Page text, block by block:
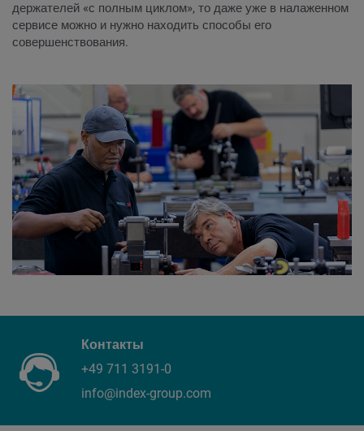
держателей «с полным циклом», то даже уже в налаженном
сервисе можно и нужно находить способы его
совершенствования.
Контакты
+49 711 3191-0
info@index-group.com